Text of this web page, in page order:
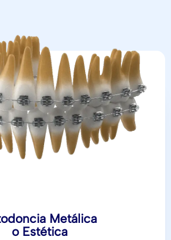
Metálica
o Estética